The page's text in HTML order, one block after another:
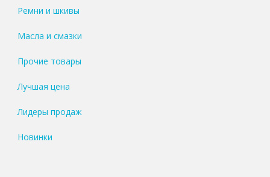
Ремни и шкивы
Масла и смазки
Прочие товары
Лучшая цена
Лидеры продаж
Новинки